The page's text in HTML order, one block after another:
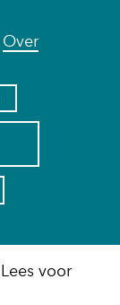
Over
Lees voor